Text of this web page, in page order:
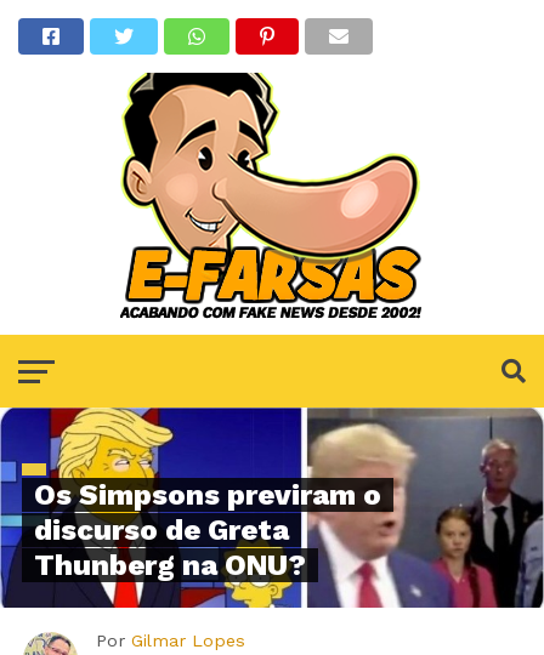
Os Simpsons previram o
discurso de Greta
Thunberg na ONU?
Por Gilmar Lopes